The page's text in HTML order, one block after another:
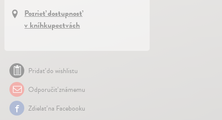
Pozrieť dostupnosť
v kníhkupectvách
Pridať do wishlistu
Odporučiť známemu
Zdielať na Facebooku